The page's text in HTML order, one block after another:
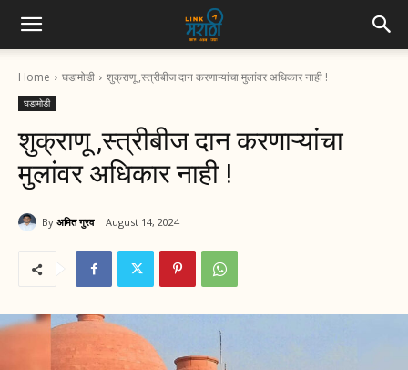
Home घडामोडी शुक्राणू ,स्त्रीबीज दान करणाऱ्यांचा मुलांवर अधिकार नाही !
घडामोडी
शुक्राणू ,स्त्रीबीज दान करणाऱ्यांचा
मुलांवर अधिकार नाही !
By अमित गुरव August 14, 2024